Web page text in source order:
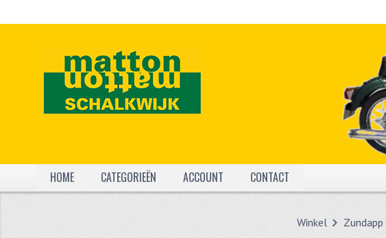
HOME
CATEGORIEËN ACCOUNT CONTACT
Winkel Zundapp